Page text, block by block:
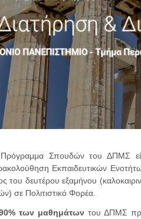
Σπουδών του ΔΠΜΣ
Εκπαιδευτικών
του δευτέρου εξαμήνου
σε Πολιτιστικό Φορέα.
των μαθημάτων του ΔΠΜΣ